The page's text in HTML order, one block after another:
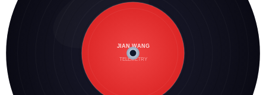
JIAN.WANG
TELEMETRY